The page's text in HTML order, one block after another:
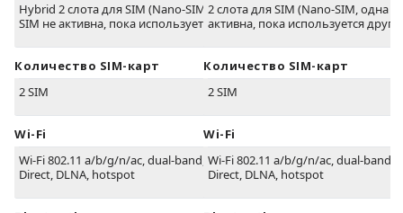
Hybrid 2 слота для SIM (Nano-SIM, одна
SIM не активна, пока используется другая)
Количество SIM-карт
2 SIM
Wi-Fi
Wi-Fi 802.11 a/b/g/n/ac, dual-band, Wi-Fi
Direct, DLNA, hotspot
2 слота для SIM (Nano-SIM, одна
активна, пока используется
Количество SIM-карт
2 SIM
Wi-Fi
Wi-Fi 802.11 a/b/g/n/ac, dual-band,
Direct, DLNA, hotspot